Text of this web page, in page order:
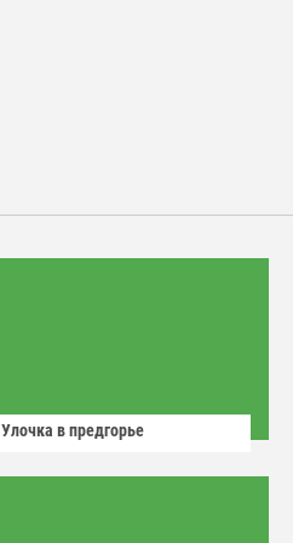
Улочка в предгорье